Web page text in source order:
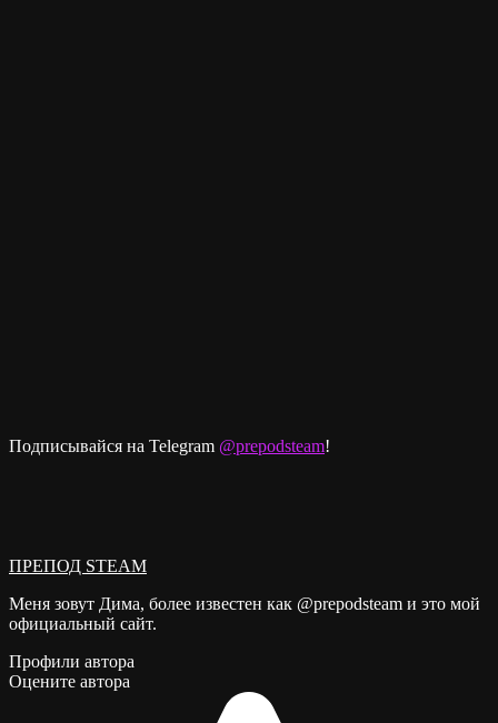
Подписывайся на Telegram @prepodsteam!
ПРЕПОД STEAM
Меня зовут Дима, более известен как @prepodsteam и это мой
официальный сайт.
Профили автора
Оцените автора